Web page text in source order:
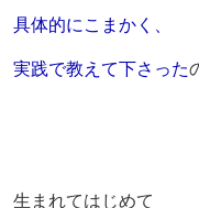
具体的にこまかく、
実践で教えて下さった
生まれてはじめて